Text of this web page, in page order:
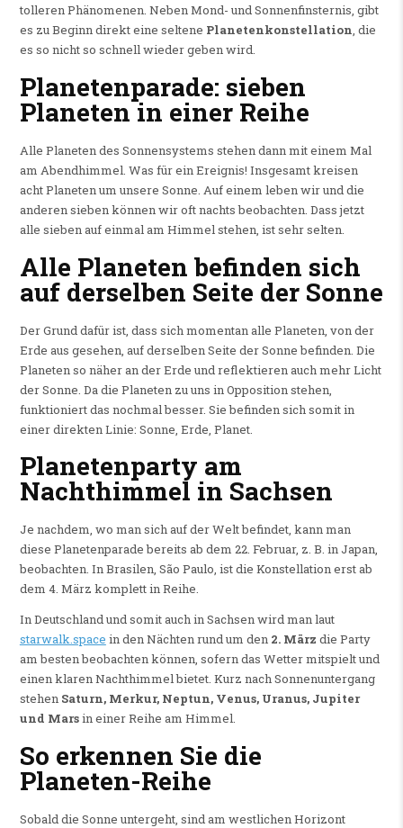
tolleren Phänomenen. Neben Mond- und Sonnenfinsternis, gibt
es zu Beginn direkt eine seltene Planetenkonstellation, die
es so nicht so schnell wieder geben wird.
Planetenparade: sieben
Planeten in einer Reihe
Alle Planeten des Sonnensystems stehen dann mit einem Mal
am Abendhimmel. Was für ein Ereignis! Insgesamt kreisen
acht Planeten um unsere Sonne. Auf einem leben wir und die
anderen sieben können wir oft nachts beobachten. Dass jetzt
alle sieben auf einmal am Himmel stehen, ist sehr selten.
Alle Planeten befinden sich
auf derselben Seite der Sonne
Der Grund dafür ist, dass sich momentan alle Planeten, von der
Erde aus gesehen, auf derselben Seite der Sonne befinden. Die
Planeten so näher an der Erde und reflektieren auch mehr Licht
der Sonne. Da die Planeten zu uns in Opposition stehen,
funktioniert das nochmal besser. Sie befinden sich somit in
einer direkten Linie: Sonne, Erde, Planet.
Planetenparty am
Nachthimmel in Sachsen
Je nachdem, wo man sich auf der Welt befindet, kann man
diese Planetenparade bereits ab dem 22. Februar, z. B. in Japan,
beobachten. In Brasilen, São Paulo, ist die Konstellation erst ab
dem 4. März komplett in Reihe.
In Deutschland und somit auch in Sachsen wird man laut
starwalk.space in den Nächten rund um den 2. März die Party
am besten beobachten können, sofern das Wetter mitspielt und
einen klaren Nachthimmel bietet. Kurz nach Sonnenuntergang
stehen Saturn, Merkur, Neptun, Venus, Uranus, Jupiter
und Marsin einer Reihe am Himmel.
So erkennen Sie die
Planeten-Reihe
Sobald die Sonne untergeht, sind am westlichen Horizont